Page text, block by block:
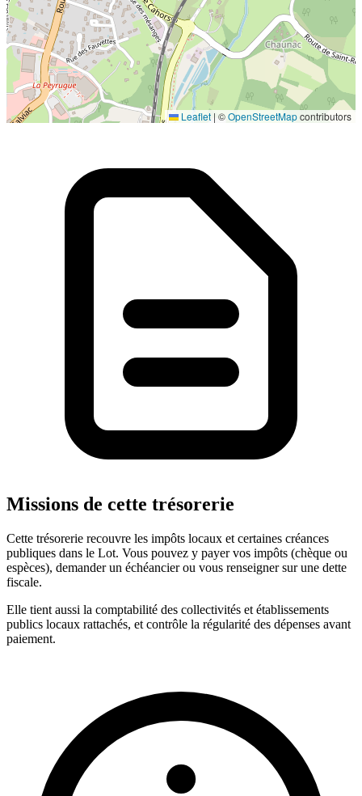
Localisation en cours...
Leaflet | ©OpenStreetMapcontributors
Missions de cette trésorerie
Cette trésorerie recouvre les impôts locaux et certaines créances
publiques dans le Lot. Vous pouvez y payer vos impôts (chèque ou
espèces), demander un échéancier ou vous renseigner sur une dette
fiscale.
Elle tient aussi la comptabilité des collectivités et établissements
publics locaux rattachés, et contrôle la régularité des dépenses avant
paiement.